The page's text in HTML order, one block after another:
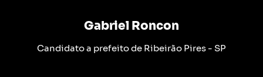
Gabriel Roncon
Candidato a prefeito de Ribeirão Pires - SP